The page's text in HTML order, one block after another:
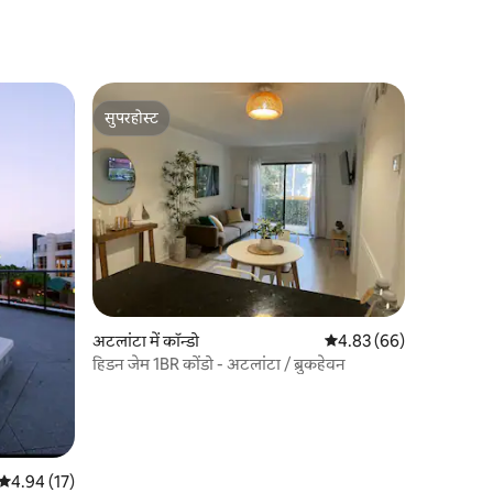
रेटिंग 5 में से 4.94, 17 समीक्षाएँ
4.94 (17)
सुपरहोस्ट
सुपरहोस्ट
अटलांटा में कॉन्डो औसत रेटिंग 5 में से 4.83,
4.83 (66)
हिडन जेम 1BR कोंडो - अटलांटा / ब्रुकहेवन